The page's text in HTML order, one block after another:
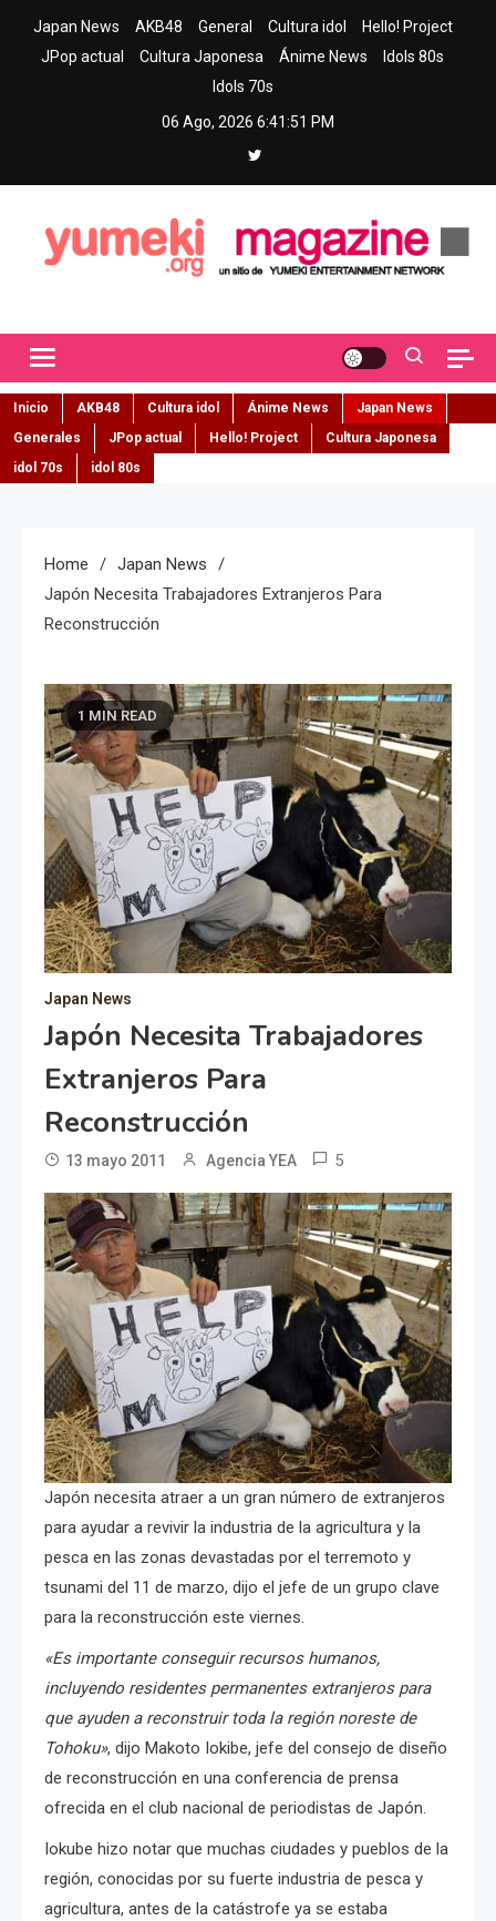
Japan News AKB48 General Cultura idol
Hello! Project
JPop actual
Cultura Japonesa Ánime News
Idols 80s
Idols 70s
06 Ago, 2026 6:41:52 PM
Inicio AKB48 Cultura idol Ánime News
Japan News
Generales
JPop actual Hello! Project
Cultura Japonesa
idol 70s
idol 80s
Home
Japan News
Japón Necesita Trabajadores Extranjeros Para
Reconstrucción
1 MIN READ
Japan News
Japón Necesita Trabajadores
Extranjeros Para
Reconstrucción
13 mayo 2011 Agencia YEA 5
Japón necesita atraer a un gran número de extranjeros
para ayudar a revivir la industria de la agricultura y la
pesca en las zonas devastadas por el terremoto y
tsunami del 11 de marzo, dijo el jefe de un grupo clave
para la reconstrucción este viernes.
«Es importante conseguir recursos humanos,
incluyendo residentes permanentes extranjeros para
que ayuden a reconstruir toda la región noreste de
Tohoku», dijo Makoto Iokibe, jefe del consejo de diseño
de reconstrucción en una conferencia de prensa
ofrecida en el club nacional de periodistas de Japón.
Iokube hizo notar que muchas ciudades y pueblos de la
región, conocidas por su fuerte industria de pesca y
agricultura, antes de la catástrofe ya se estaba